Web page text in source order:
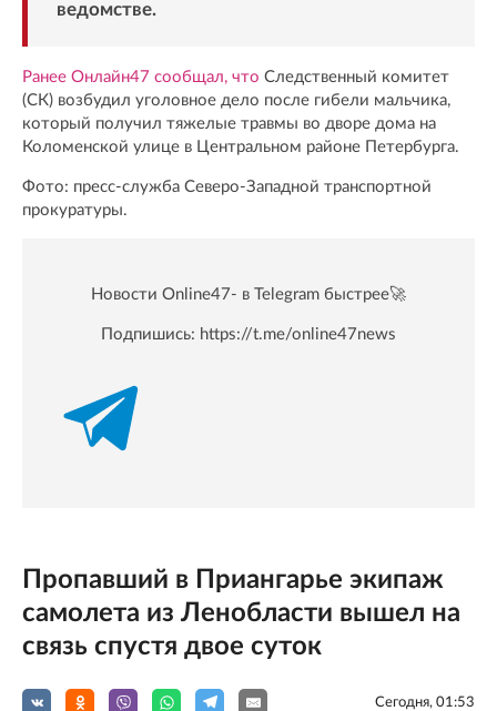
ведомстве.
Ранее Онлайн47 сообщал, что Следственный комитет
(СК) возбудил уголовное дело после гибели мальчика,
который получил тяжелые травмы во дворе дома на
Коломенской улице в Центральном районе Петербурга.
Фото: пресс-служба Северо-Западной транспортной
прокуратуры.
Новости Online47- в Telegram быстрее🚀
Подпишись: https://t.me/online47news
Пропавший в Приангарье экипаж
самолета из Ленобласти вышел на
связь спустя двое суток
Сегодня, 01:53